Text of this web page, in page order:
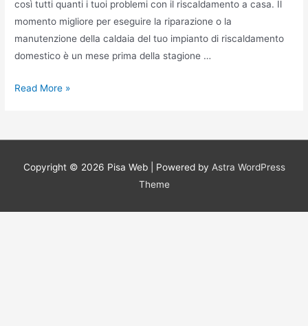
così tutti quanti i tuoi problemi con il riscaldamento a casa. Il
momento migliore per eseguire la riparazione o la
manutenzione della caldaia del tuo impianto di riscaldamento
domestico è un mese prima della stagione …
Prezzo
Ariston
Read More »
Copyright © 2026 Pisa Web| Powered by Astra WordPress
Theme